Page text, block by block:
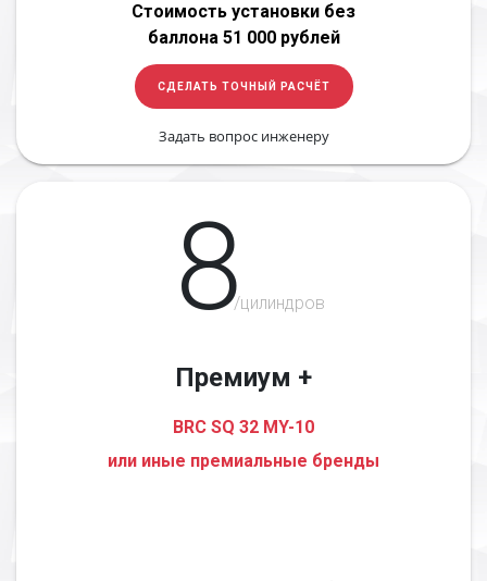
Стоимость установки без
баллона 51 000 рублей
СДЕЛАТЬ ТОЧНЫЙ РАСЧЁТ
Задать вопрос инженеру
8/цилиндров
Премиум +
BRC SQ 32 MY-10
или иные премиальные бренды